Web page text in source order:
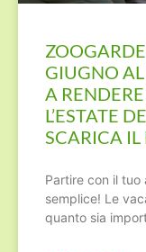
GIUGNO
A
L’ESTATE
SCARICA
Partire con il tuo
semplice! Le
quanto sia